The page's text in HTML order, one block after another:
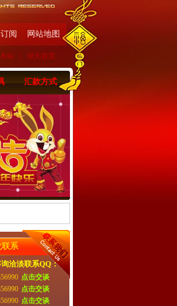
阅 网站地图
站 设为首页
汇款方式
联系
洽淡联系QQ：
点击交谈
点击交谈
点击交谈